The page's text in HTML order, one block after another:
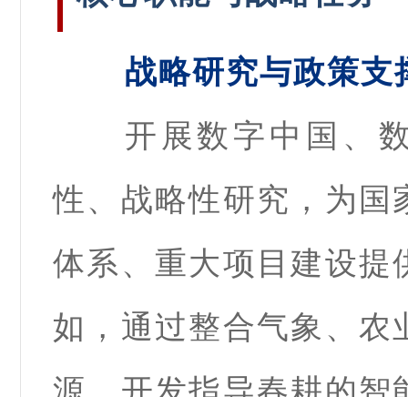
战略研究与政策支
开展数字中国、
性、战略性研究，为国
体系、重大项目建设提
如，通过整合气象、农